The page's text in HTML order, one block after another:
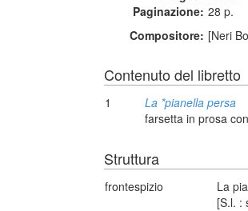
Paginazione: 28 p.
Compositore: [Neri
Contenuto del libretto
1
La *pianella persa
farsetta in prosa
Struttura
frontespizio
La
[S.l. :